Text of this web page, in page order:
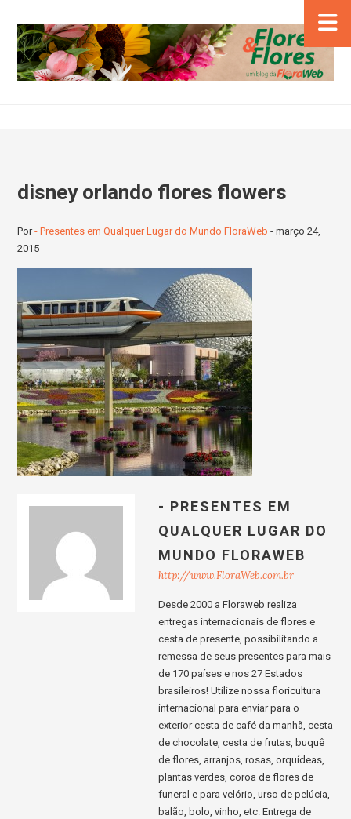
disney orlando flores flowers
Por- Presentes em Qualquer Lugar do Mundo FloraWeb -março 24,
2015
- PRESENTES EM
QUALQUER LUGAR DO
MUNDO FLORAWEB
http://www.FloraWeb.com.br
Desde 2000 a Floraweb realiza
entregas internacionais de flores e
cesta de presente, possibilitando a
remessa de seus presentes para mais
de 170 países e nos 27 Estados
brasileiros! Utilize nossa floricultura
internacional para enviar para o
exterior cesta de café da manhã, cesta
de chocolate, cesta de frutas, buquê
de flores, arranjos, rosas, orquídeas,
plantas verdes, coroa de flores de
funeral e para velório, urso de pelúcia,
balão, bolo, vinho, etc. Entrega de